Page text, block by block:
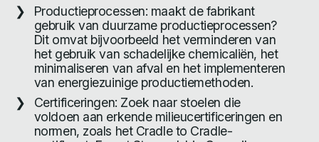
Productieprocessen: maakt de fabrikant
gebruik van duurzame productieprocessen?
Dit omvat bijvoorbeeld het verminderen van
het gebruik van schadelijke chemicaliën, het
minimaliseren van afval en het implementeren
van energiezuinige productiemethoden.
Certificeringen: Zoek naar stoelen die
voldoen aan erkende milieucertificeringen en
normen, zoals het Cradle to Cradle-